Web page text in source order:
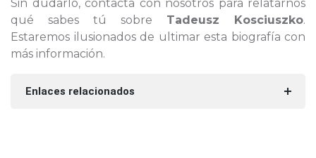
Sin dudarlo, contacta con nosotros para relatarnos
qué sabes tú sobre Tadeusz Kosciuszko.
Estaremos ilusionados de ultimar esta biografía con
más información.
Enlaces relacionados